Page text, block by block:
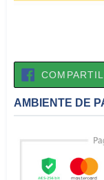
AMBIENTE DE